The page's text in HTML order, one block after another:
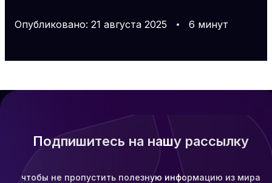
Опубликовано: 21 августа 2025 6 минут
Подпишитесь на нашу рассылку
чтобы не пропустить полезную информацию из мира